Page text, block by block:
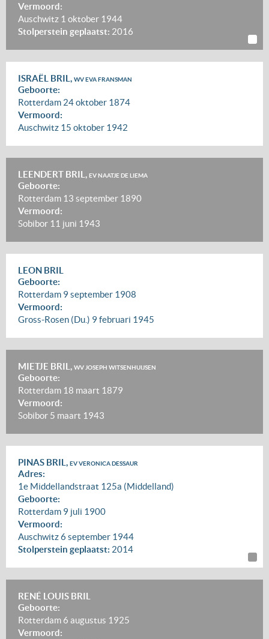
Vermoord:
Auschwitz 1 oktober 1944
Stolperstein geplaatst: 2016
ISRAËL BRIL, WV EVA FRANSMAN
Geboorte:
Rotterdam 24 oktober 1874
Vermoord:
Auschwitz 15 oktober 1942
LEENDERT BRIL, EV NAATJE DE LIEMA
Geboorte:
Rotterdam 13 september 1890
Vermoord:
Sobibor 11 juni 1943
LEON BRIL
Geboorte:
Rotterdam 9 september 1908
Vermoord:
Gross-Rosen (Du.) 9 februari 1945
MIETJE BRIL, WV JOSEPH WITSENHUIJSEN
Geboorte:
Rotterdam 18 maart 1879
Vermoord:
Sobibor 5 maart 1943
PINAS BRIL, EV VERONICA DESSAUR
Adres:
1e Middellandstraat 125a (Middelland)
Geboorte:
Rotterdam 9 juli 1900
Vermoord:
Auschwitz6 september 1944
Stolperstein geplaatst: 2014
RENÉ LOUIS BRIL
Geboorte:
Rotterdam 6 augustus 1925
Vermoord: